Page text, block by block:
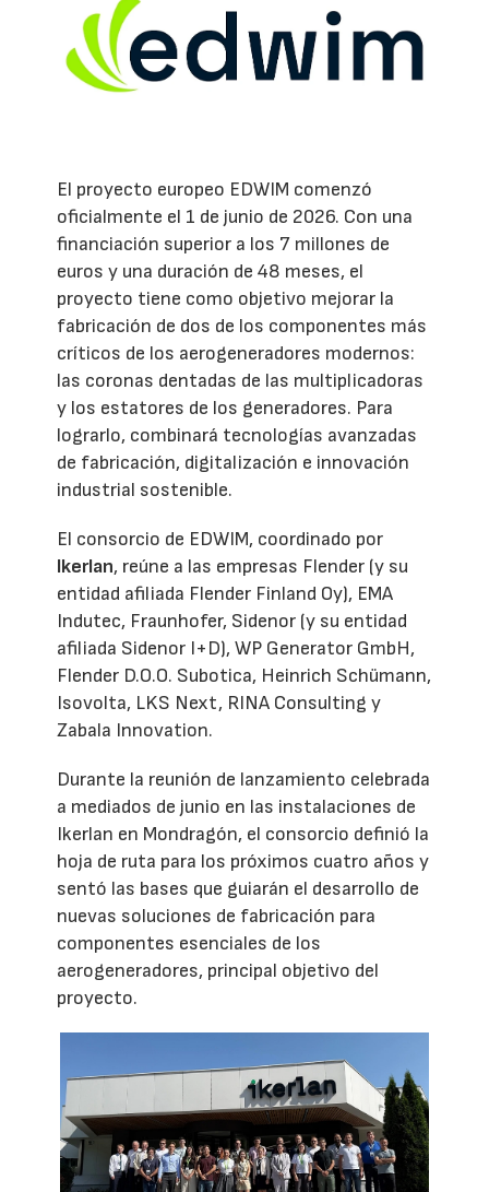
El proyecto europeo EDWIM comenzó
oficialmente el 1 de junio de 2026. Con una
financiación superior a los 7 millones de
euros y una duración de 48 meses, el
proyecto tiene como objetivo mejorar la
fabricación de dos de los componentes más
críticos de los aerogeneradores modernos:
las coronas dentadas de las multiplicadoras
y los estatores de los generadores. Para
lograrlo, combinará tecnologías avanzadas
de fabricación, digitalización e innovación
industrial sostenible.
El consorcio de EDWIM, coordinado por
Ikerlan, reúne a las empresas Flender (y su
entidad afiliada Flender Finland Oy), EMA
Indutec, Fraunhofer, Sidenor (y su entidad
afiliada Sidenor I+D), WP Generator GmbH,
Flender D.O.O. Subotica, Heinrich Schümann,
Isovolta, LKS Next, RINA Consulting y
Zabala Innovation.
Durante la reunión de lanzamiento celebrada
a mediados de junio en las instalaciones de
Ikerlan en Mondragón, el consorcio definió la
hoja de ruta para los próximos cuatro años y
sentó las bases que guiarán el desarrollo de
nuevas soluciones de fabricación para
componentes esenciales de los
aerogeneradores, principal objetivo del
proyecto.